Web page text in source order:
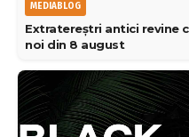
MEDIABLOG
Extratereștri antici revine
noi din 8 august